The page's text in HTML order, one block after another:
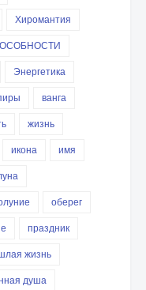
Хиромантия
Энергетика
ванга
жизнь
икона
имя
оберег
праздник
жизнь
душа